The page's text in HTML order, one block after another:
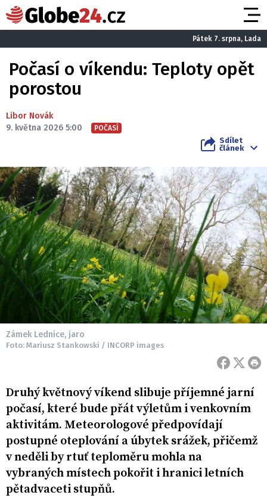
Pátek 7. srpna, Lada
Počasí o víkendu: Teploty opět
porostou
Libor Novák
9. května 2026 5:00
POČASÍ
Sdílet
článek
Zámek Lednice, jaro
Foto: Mariusz Stankowski / INCORP images
Druhý květnový víkend slibuje příjemné jarní
počasí, které bude přát výletům i venkovním
aktivitám. Meteorologové předpovídají
postupné oteplování a úbytek srážek, přičemž
v neděli by rtuť teploměru mohla na
vybraných místech pokořit i hranici letních
pětadvaceti stupňů.